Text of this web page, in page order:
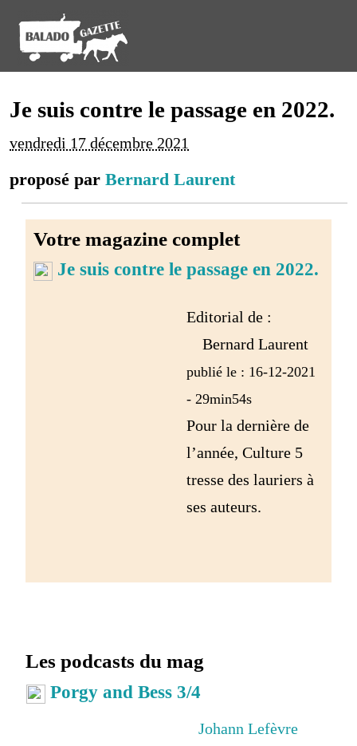
Je suis contre le passage en 2022.
vendredi 17 décembre 2021
proposé par Bernard Laurent
Votre magazine complet
Je suis contre le passage en 2022.
Editorial de :
Bernard Laurent
publié le : 16-12-2021
- 29min54s
Pour la dernière de
l’année, Culture 5
tresse des lauriers à
ses auteurs.
Les podcasts du mag
Porgy and Bess 3/4
Johann Lefèvre